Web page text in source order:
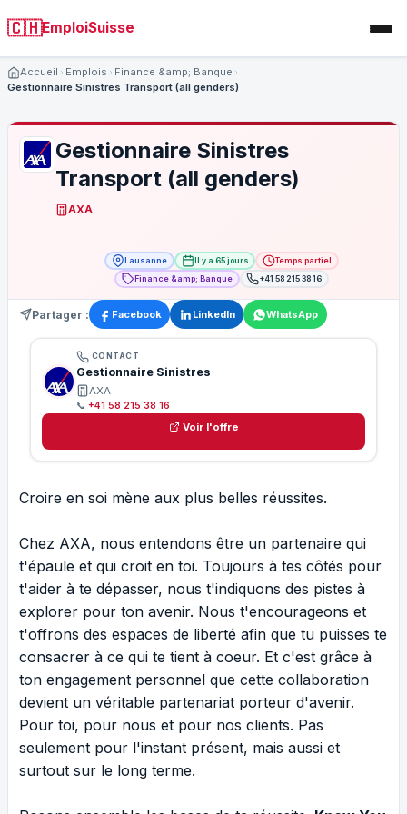
🇨🇭EmploiSuisse
Accueil Emplois
Finance &amp; Banque
Gestionnaire Sinistres Transport (all genders)
Gestionnaire Sinistres
Transport (all genders)
AXA
Lausanne Il y a 65 jours
Temps partiel
Finance &amp; Banque
+41 58 215 38 16
Partager : Facebook LinkedIn WhatsApp
CONTACT
Gestionnaire Sinistres
AXA
📞 +41 58 215 38 16
Voir l'offre
Croire en soi mène aux plus belles réussites.
Chez AXA, nous entendons être un partenaire qui
t'épaule et qui croit en toi. Toujours à tes côtés pour
t'aider à te dépasser, nous t'indiquons des pistes à
explorer pour ton avenir. Nous t'encourageons et
t'offrons des espaces de liberté afin que tu puisses te
consacrer à ce qui te tient à coeur. Et c'est grâce à
ton engagement personnel que cette collaboration
devient un véritable partenariat porteur d'avenir.
Pour toi, pour nous et pour nos clients. Pas
seulement pour l'instant présent, mais aussi et
surtout sur le long terme.